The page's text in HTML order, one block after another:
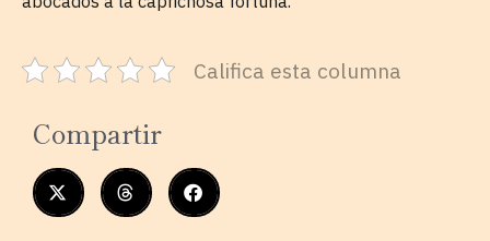
Califica esta columna
Compartir